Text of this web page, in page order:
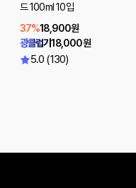
드 100ml 10입
37%18,900원
광클럽가18,000원
5.0 (130)